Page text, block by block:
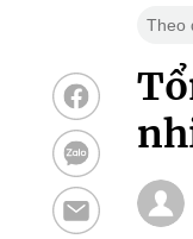
Theo